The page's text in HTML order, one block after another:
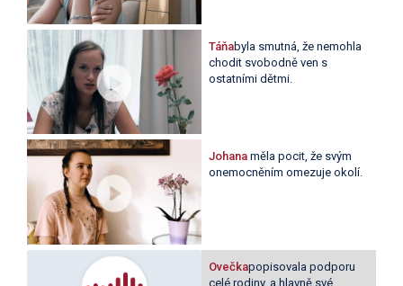
Táňabyla smutná, že nemohla
chodit svobodně ven s
ostatními dětmi.
Johana měla pocit, že svým
onemocněním omezuje okolí.
Ovečkapopisovala podporu
celé rodiny, a hlavně své